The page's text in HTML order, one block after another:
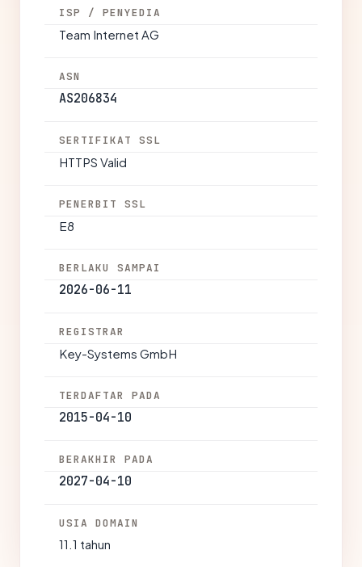
ISP / PENYEDIA
Team Internet AG
ASN
AS206834
SERTIFIKAT SSL
HTTPS Valid
PENERBIT SSL
E8
BERLAKU SAMPAI
2026-06-11
REGISTRAR
Key-Systems GmbH
TERDAFTAR PADA
2015-04-10
BERAKHIR PADA
2027-04-10
USIA DOMAIN
11.1 tahun